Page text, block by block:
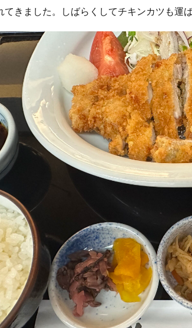
てきました。しばらくしてチキンカツも運